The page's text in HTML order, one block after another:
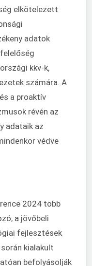
elkötelezett
adatok
kkv-k,
számára. A
a proaktív
révén az
adataik az
védve
2024 több
a jövőbeli
fejlesztések
kialakult
befolyásolják